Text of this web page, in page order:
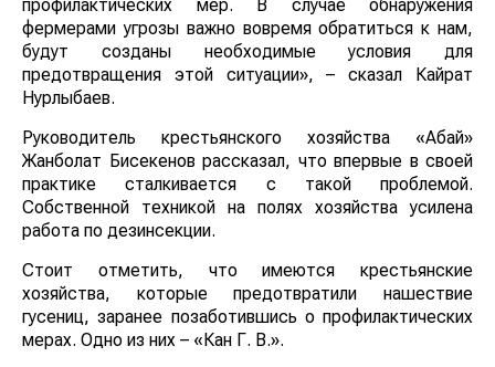
профилактических мер. В случае обнаружения
фермерами угрозы важно вовремя обратиться к нам,
будут созданы необходимые условия для
предотвращения этой ситуации», – сказал Кайрат
Нурлыбаев.
Руководитель крестьянского хозяйства «Абай»
Жанболат Бисекенов рассказал, что впервые в своей
практике сталкивается с такой проблемой.
Собственной техникой на полях хозяйства усилена
работа по дезинсекции.
Стоит отметить, что имеются крестьянские
хозяйства, которые предотвратили нашествие
гусениц, заранее позаботившись о профилактических
мерах. Одно из них – «Кан Г. В.».